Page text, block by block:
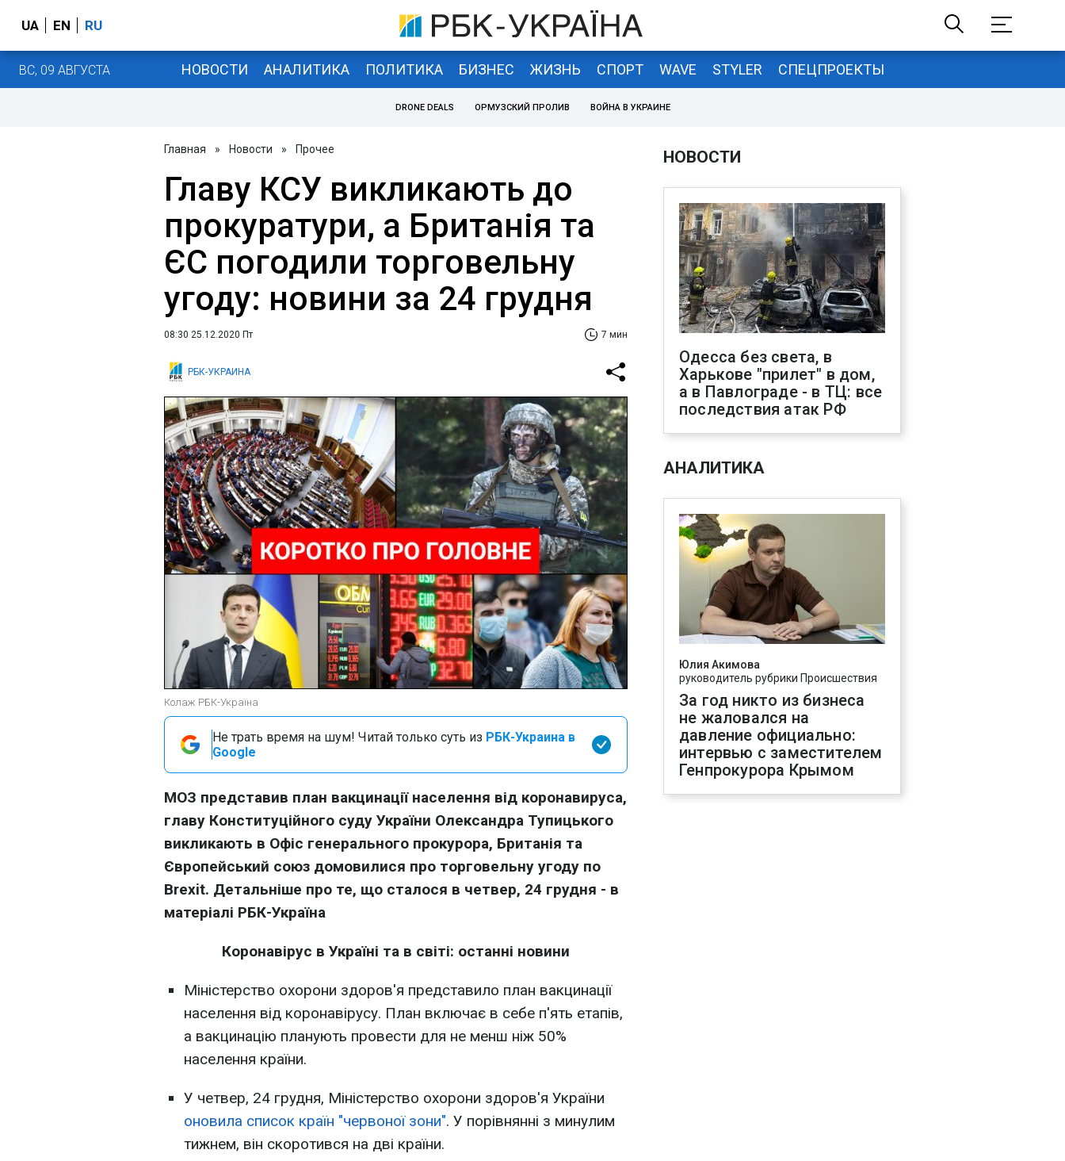
UA EN RU
ВС, 09 АВГУСТА НОВОСТИ АНАЛИТИКА ПОЛИТИКА БИЗНЕС ЖИЗНЬ СПОРТ WAVE STYLER СПЕЦПРОЕКТЫ
DRONE DEALS ОРМУЗСКИЙ ПРОЛИВ ВОЙНА В УКРАИНЕ
Главная » Новости » Прочее
Главу КСУ викликають до
прокуратури, а Британія та
ЄС погодили торговельну
угоду: новини за 24 грудня
08:30 25.12.2020 Пт 7 мин
РБК-УКРАИНА
Колаж РБК-Україна
Не трать время на шум! Читай только суть из РБК-Украина в
Google
МОЗ представив план вакцинації населення від коронавируса,
главу Конституційного суду України Олександра Тупицького
викликають в Офіс генерального прокурора, Британія та
Європейський союз домовилися про торговельну угоду по
Brexit. Детальніше про те, що сталося в четвер, 24 грудня - в
матеріалі РБК-Україна
Коронавірус в Україні та в світі: останні новини
Міністерство охорони здоров'я представило план вакцинації
населення від коронавірусу. План включає в себе п'ять етапів,
а вакцинацію планують провести для не менш ніж 50%
населення країни.
У четвер, 24 грудня, Міністерство охорони здоров'я України
оновила список країн "червоної зони". У порівнянні з минулим
тижнем, він скоротився на дві країни.
НОВОСТИ
Одесса без света, в
Харькове "прилет" в дом,
а в Павлограде - в ТЦ: все
последствия атак РФ
АНАЛИТИКА
Юлия Акимова
руководитель рубрики Происшествия
За год никто из бизнеса
не жаловался на
давление официально:
интервью с заместителем
Генпрокурора Крымом